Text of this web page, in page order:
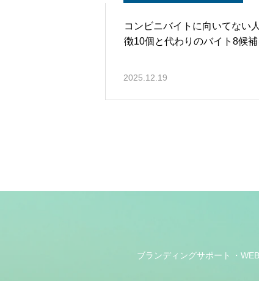
コンビニバイトに向いてない
徴10個と代わりのバイト8候
2025.12.19
ブランディングサポート